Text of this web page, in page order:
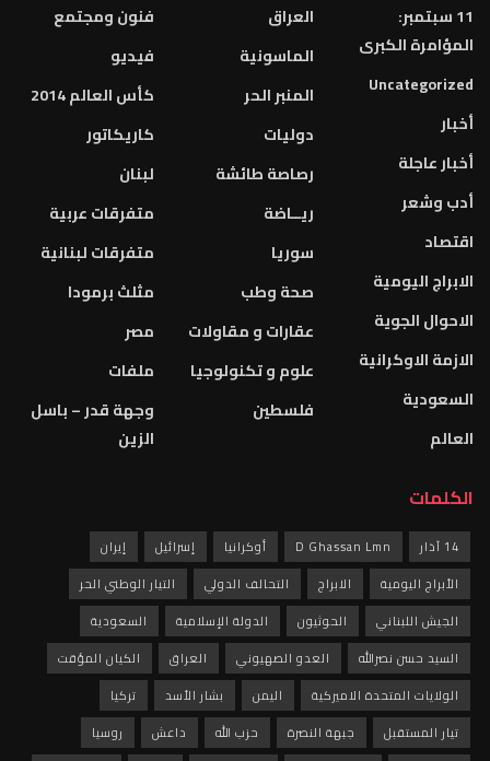
11 سبتمبر:
المؤامرة الكبرى
Uncategorized
أخبار
أخبار عاجلة
أدب وشعر
اقتصاد
الابراج اليومية
الاحوال الجوية
الازمة الاوكرانية
السعودية
العالم
العراق
الماسونية
المنبر الحر
دوليات
رصاصة طائشة
ريــاضة
سوريا
صحة وطب
عقارات و مقاولات
علوم و تكنولوجيا
فلسطين
فنون ومجتمع
فيديو
كأس العالم 2014
كاريكاتور
لبنان
متفرقات عربية
متفرقات لبنانية
مثلث برمودا
مصر
ملفات
وجهة قدر – باسل
الزين
الكلمات
14 آذار D Ghassan Lmn أوكرانيا إسرائيل
إيران
الأبراج اليومية
الابراج التحالف الدولي
التيار الوطني الحر
الجيش اللبناني
الحوثيون الدولة الإسلامية
السعودية
السيد حسن نصرالله
العدو الصهيوني العراق
الكيان المؤقت
الولايات المتحدة الاميركية
اليمن بشار الأسد
تركيا
تيار المستقبل
جبهة النصرة حزب الله داعش
روسيا